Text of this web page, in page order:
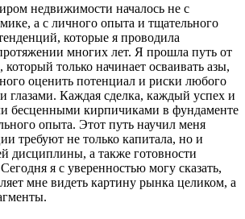
недвижимости началось не с
а с личного опыта и тщательного
которые я проводила
многих лет. Я прошла путь от
который только начинает осваивать азы,
оценить потенциал и риски любого
глазами. Каждая сделка, каждый успех и
бесценными кирпичиками в фундаменте
опыта. Этот путь научил меня
требуют не только капитала, но и
дисциплины, а также готовности
я с уверенностью могу сказать,
мне видеть картину рынка целиком, а